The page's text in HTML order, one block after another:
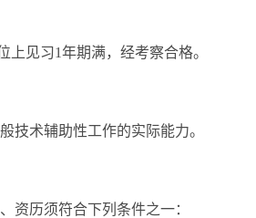
见习1年期满，经考察合格。
技术辅助性工作的实际能力。
资历须符合下列条件之一：